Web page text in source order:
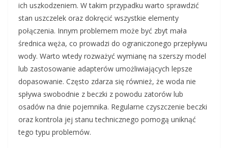
ich uszkodzeniem. W takim przypadku warto sprawdzić
stan uszczelek oraz dokręcić wszystkie elementy
połączenia. Innym problemem może być zbyt mała
średnica węża, co prowadzi do ograniczonego przepływu
wody. Warto wtedy rozważyć wymianę na szerszy model
lub zastosowanie adapterów umożliwiających lepsze
dopasowanie. Często zdarza się również, że woda nie
spływa swobodnie z beczki z powodu zatorów lub
osadów na dnie pojemnika. Regularne czyszczenie beczki
oraz kontrola jej stanu technicznego pomogą uniknąć
tego typu problemów.